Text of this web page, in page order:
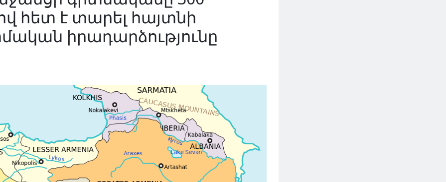
Ադրբեջանցի գիտնականը 300
տարով հետ է տարել հայտնի